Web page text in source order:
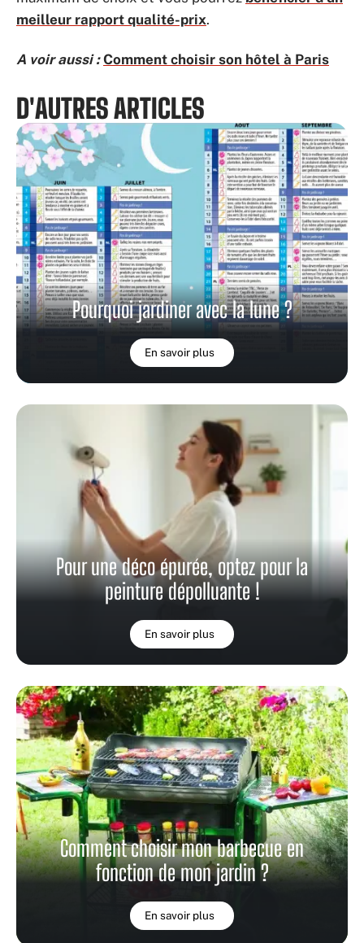
meilleur rapport qualité-prix.
A voir aussi : Comment choisir son hôtel à Paris
D'AUTRES ARTICLES
Pourquoi jardiner avec la lune ?
En savoir plus
Pour une déco épurée, optez pour la
peinture dépolluante !
En savoir plus
Comment choisir mon barbecue en
fonction de mon jardin ?
En savoir plus